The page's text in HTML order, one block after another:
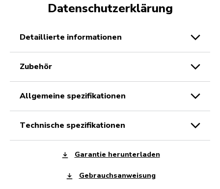
Datenschutzerklärung
detaillierte informationen
zubehör
allgemeine spezifikationen
technische spezifikationen
Garantie herunterladen
Gebrauchsanweisung